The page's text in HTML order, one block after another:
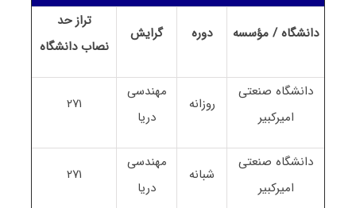
دانشگاه / مؤسسه دوره گرایش
تراز حد
نصاب دانشگاه
دانشگاه صنعتی
امیرکبیر
روزانه
مهندسی
دریا
۲۷۱
دانشگاه صنعتی
امیرکبیر
شبانه
مهندسی
دریا
۲۷۱